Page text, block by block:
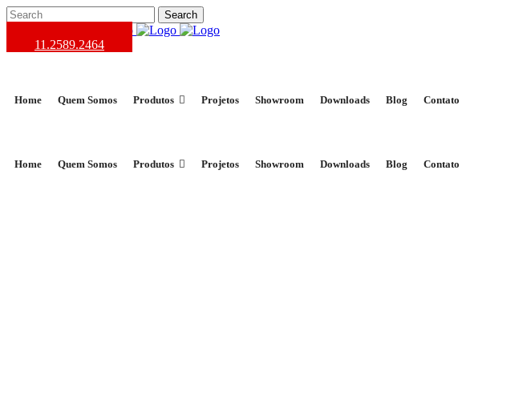
11.2589.2464
Home Quem Somos Produtos Projetos Showroom Downloads Blog Contato
Home Quem Somos Produtos Projetos Showroom Downloads Blog Contato